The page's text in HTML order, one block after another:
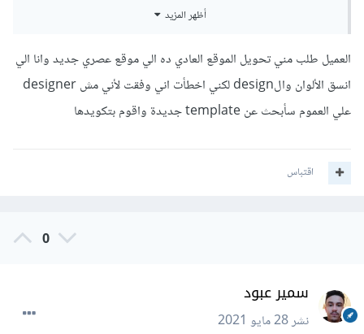
فمثلاً إن أردت البحث عن قوالب psd مجانية لتقليدها و اكتساب
free psd landing page template
صفحة ويب أو تحويل تصميم موجود على صورة لا يختلفان عن
إن كنت لا تعرف ماهي الألوان التي يجب إستخدامها يُمكنك
أظهر المزيد
العميل طلب مني تحويل الموقع العادي ده الي موقع عصري جديد وانا الي
انسق الألوان والdesign لكني اخطأت اني وفقت لأني مش designer
علي العموم سأبحث عن template جديدة واقوم بتكويدها
اقتباس
0
سمير عبود
نشر28 مايو 2021